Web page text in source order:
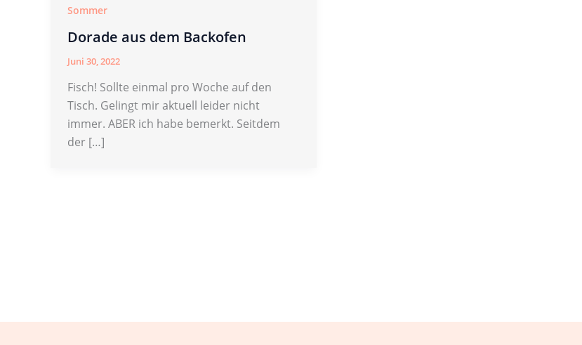
Sommer
Dorade aus dem Backofen
Juni 30, 2022
Fisch! Sollte einmal pro Woche auf den
Tisch. Gelingt mir aktuell leider nicht
immer. ABER ich habe bemerkt. Seitdem
der […]